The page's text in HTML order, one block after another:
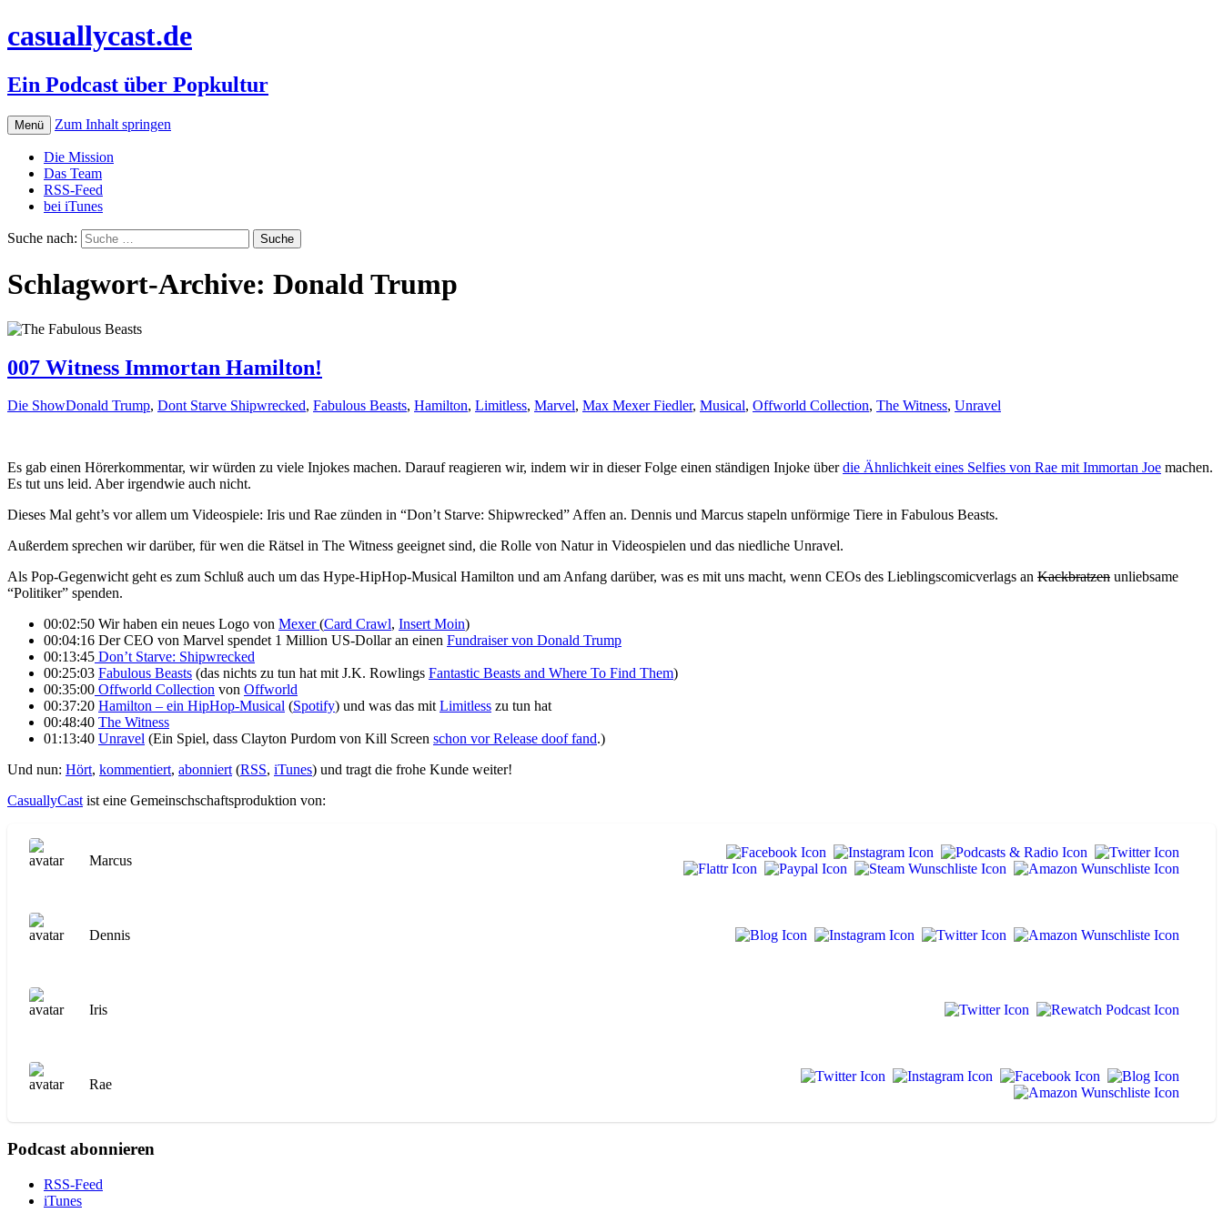
casuallycast.de
Ein Podcast über Popkultur
Menü Zum Inhalt springen
Die Mission
Das Team
RSS-Feed
bei iTunes
Suche nach:
Schlagwort-Archive: Donald Trump
007 Witness Immortan Hamilton!
Die ShowDonald Trump, Dont Starve Shipwrecked, Fabulous Beasts, Hamilton, Limitless, Marvel, Max Mexer Fiedler, Musical, Offworld Collection, The Witness, Unravel
Es gab einen Hörerkommentar, wir würden zu viele Injokes machen. Darauf reagieren wir, indem wir in dieser Folge einen ständigen Injoke überdie Ähnlichkeit eines Selfies von Rae mit Immortan Joe machen.
Es tut uns leid. Aber irgendwie auch nicht.
Dieses Mal geht’s vor allem um Videospiele: Iris und Rae zünden in “Don’t Starve: Shipwrecked” Affen an. Dennis und Marcus stapeln unförmige Tiere in Fabulous Beasts.
Außerdem sprechen wir darüber, für wen die Rätsel in The Witness geeignet sind, die Rolle von Natur in Videospielen und das niedliche Unravel.
Als Pop-Gegenwicht geht es zum Schluß auch um das Hype-HipHop-Musical Hamilton und am Anfang darüber, was es mit uns macht, wenn CEOs des Lieblingscomicverlags an Kackbratzen unliebsame
“Politiker” spenden.
00:02:50 Wir haben ein neues Logo von Mexer(Card Crawl, Insert Moin)
00:04:16 Der CEO von Marvel spendet 1 Million US-Dollar an einen Fundraiser von Donald Trump
00:13:45 Don’t Starve: Shipwrecked
00:25:03 Fabulous Beasts (das nichts zu tun hat mit J.K. Rowlings Fantastic Beasts and Where To Find Them)
00:35:00 Offworld Collection von Offworld
00:37:20 Hamilton – ein HipHop-Musical (Spotify) und was das mitLimitless zu tun hat
00:48:40 The Witness
01:13:40 Unravel (Ein Spiel, dass Clayton Purdom von Kill Screen schon vor Release doof fand.)
Und nun: Hört, kommentiert, abonniert(RSS, iTunes) und tragt die frohe Kunde weiter!
CasuallyCastist eine Gemeinschschaftsproduktion von:
Marcus
Dennis
Iris
Rae
Podcast abonnieren
RSS-Feed
iTunes